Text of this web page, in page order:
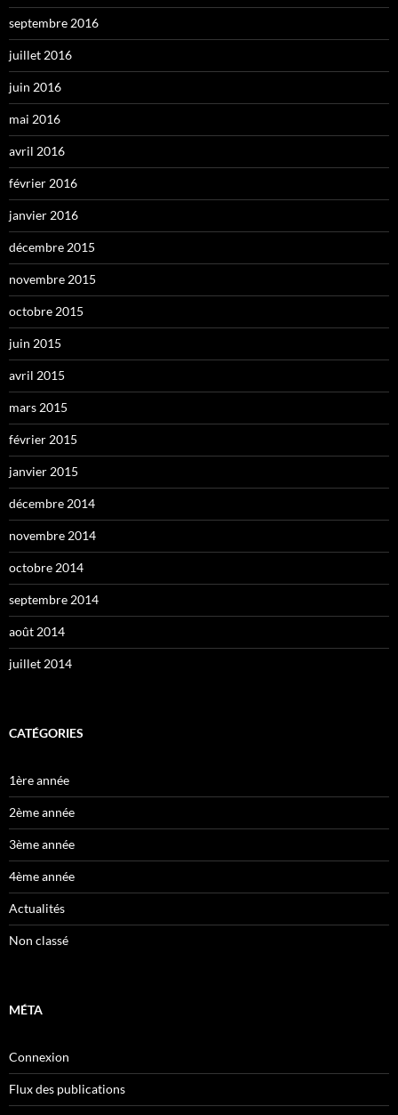
septembre 2016
juillet 2016
juin 2016
mai 2016
avril 2016
février 2016
janvier 2016
décembre 2015
novembre 2015
octobre 2015
juin 2015
avril 2015
mars 2015
février 2015
janvier 2015
décembre 2014
novembre 2014
octobre 2014
septembre 2014
août 2014
juillet 2014
CATÉGORIES
1ère année
2ème année
3ème année
4ème année
Actualités
Non classé
MÉTA
Connexion
Flux des publications